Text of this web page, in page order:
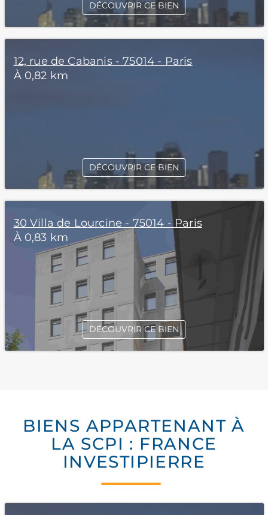
DÉCOUVRIR CE BIEN
12, rue de Cabanis - 75014 - Paris
À 0,82 km
DÉCOUVRIR CE BIEN
30 Villa de Lourcine - 75014 - Paris
À 0,83 km
DÉCOUVRIR CE BIEN
BIENS APPARTENANT À
LA SCPI : FRANCE
INVESTIPIERRE